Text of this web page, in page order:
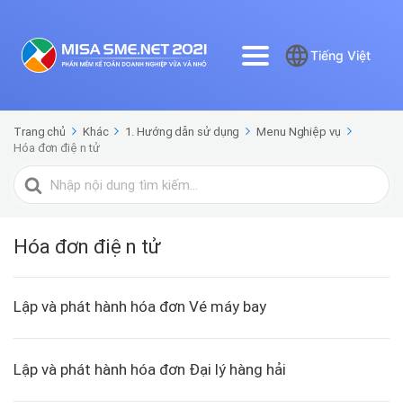
Tiếng Việt
Trang chủ Khác 1. Hướng dẫn sử dụng
Menu Nghiệp vụ
Hóa đơn điện tử
Tìm
kiếm
Hóa đơn điện tử
Lập và phát hành hóa đơn Vé máy bay
Lập và phát hành hóa đơn Đại lý hàng hải